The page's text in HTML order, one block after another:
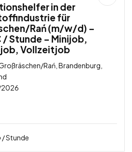
in der
für
Rań (m/w/d) –
/ Stunde – Minijob,
Vollzeitjob
Rań, Brandenburg,
/ Stunde